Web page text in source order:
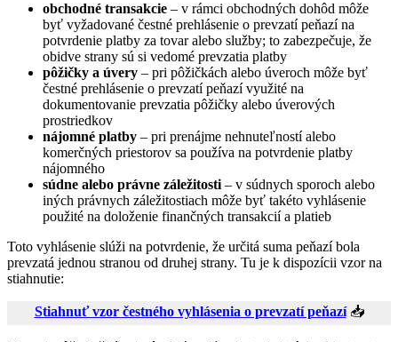
obchodné transakcie – v rámci obchodných dohôd môže
byť vyžadované čestné prehlásenie o prevzatí peňazí na
potvrdenie platby za tovar alebo služby; to zabezpečuje, že
obidve strany sú si vedomé prevzatia platby
pôžičky a úvery – pri pôžičkách alebo úveroch môže byť
čestné prehlásenie o prevzatí peňazí využité na
dokumentovanie prevzatia pôžičky alebo úverových
prostriedkov
nájomné platby – pri prenájme nehnuteľností alebo
komerčných priestorov sa používa na potvrdenie platby
nájomného
súdne alebo právne záležitosti – v súdnych sporoch alebo
iných právnych záležitostiach môže byť takéto vyhlásenie
použité na doloženie finančných transakcií a platieb
Toto vyhlásenie slúži na potvrdenie, že určitá suma peňazí bola
prevzatá jednou stranou od druhej strany. Tu je k dispozícii vzor na
stiahnutie:
Stiahnuť vzor čestného vyhlásenia o prevzatí peňazí📥